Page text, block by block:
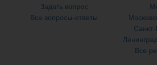
Задать вопрос
Все вопросы-ответы
Все